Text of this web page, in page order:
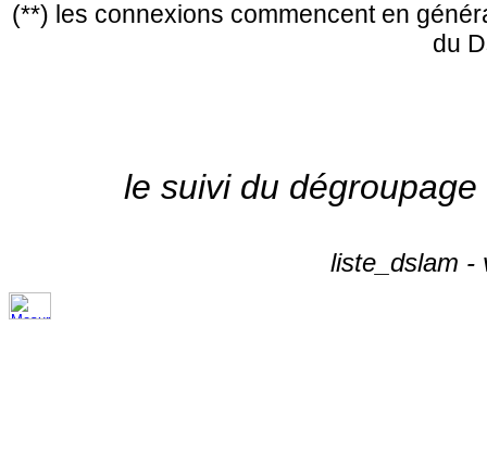
(**) les connexions commencent en
du
le suivi du
liste_dslam -